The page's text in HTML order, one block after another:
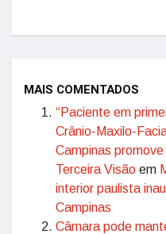
MAIS COMENTADOS
“Paciente em
Crânio-Maxilo-
Campinas
Terceira Visão em
interior paulista
Campinas
Câmara pode